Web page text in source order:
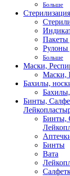
Больше
Пакеты
Рулоны
Больше
Маски,
Маски,
Бахилы,
Бинты,
Бинты,
Бинты
Вата